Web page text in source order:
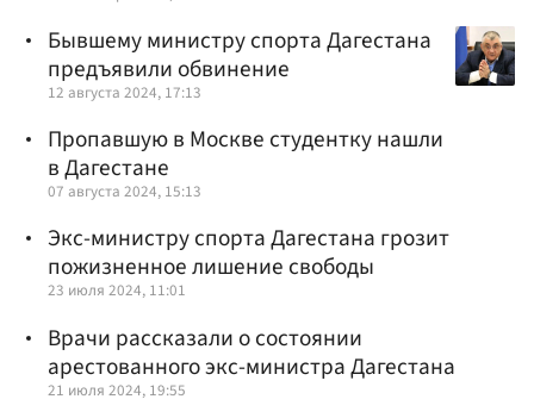
Бывшему министру спорта Дагестана
предъявили обвинение
12 августа 2024, 17:13
Пропавшую в Москве студентку нашли
в Дагестане
07 августа 2024, 15:13
Экс-министру спорта Дагестана грозит
пожизненное лишение свободы
23 июля 2024, 11:01
Врачи рассказали о состоянии
арестованного экс-министра Дагестана
21 июля 2024, 19:55